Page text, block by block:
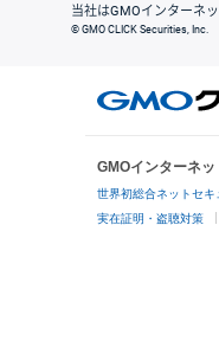
当社はGMOインターネッ
© GMO CLICK Securities, Inc.
GMOインターネ
世界初総合ネットセキ
実在証明・盗聴対策